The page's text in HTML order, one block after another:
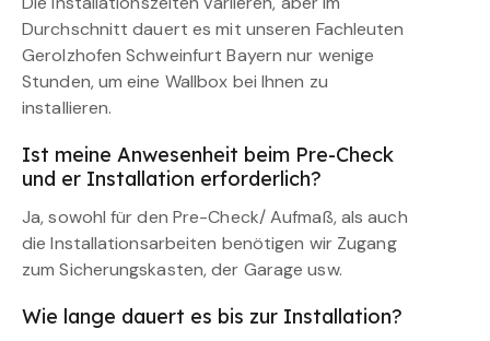
Durchschnitt dauert es mit unseren Fachleuten
Gerolzhofen Schweinfurt Bayern nur wenige
Stunden, um eine Wallbox bei Ihnen zu
installieren.
Ist meine Anwesenheit beim Pre-Check
und er Installation erforderlich?
Ja, sowohl für den Pre-Check/ Aufmaß, als auch
die Installationsarbeiten benötigen wir Zugang
zum Sicherungskasten, der Garage usw.
Wie lange dauert es bis zur Installation?